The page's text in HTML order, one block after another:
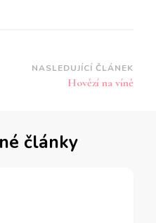
NASLEDUJÍCÍ ČLÁNEK
Hovězí na víně
články